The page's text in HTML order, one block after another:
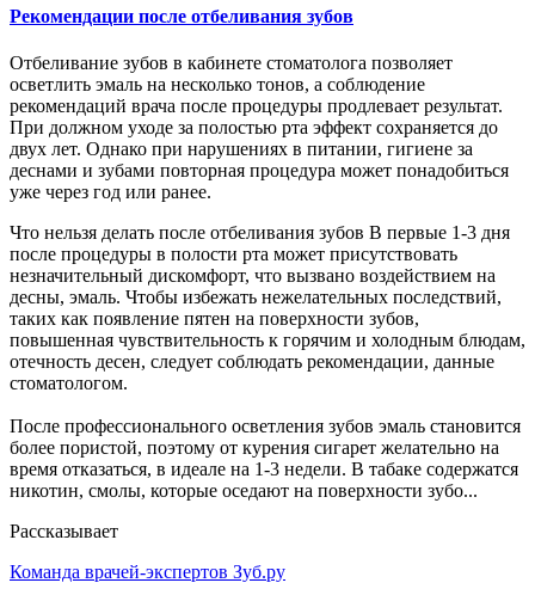
Рекомендации после отбеливания зубов
Отбеливание зубов в кабинете стоматолога позволяет
осветлить эмаль на несколько тонов, а соблюдение
рекомендаций врача после процедуры продлевает результат.
При должном уходе за полостью рта эффект сохраняется до
двух лет. Однако при нарушениях в питании, гигиене за
деснами и зубами повторная процедура может понадобиться
уже через год или ранее.
Что нельзя делать после отбеливания зубов В первые 1-3 дня
после процедуры в полости рта может присутствовать
незначительный дискомфорт, что вызвано воздействием на
десны, эмаль. Чтобы избежать нежелательных последствий,
таких как появление пятен на поверхности зубов,
повышенная чувствительность к горячим и холодным блюдам,
отечность десен, следует соблюдать рекомендации, данные
стоматологом.
После профессионального осветления зубов эмаль становится
более пористой, поэтому от курения сигарет желательно на
время отказаться, в идеале на 1-3 недели. В табаке содержатся
никотин, смолы, которые оседают на поверхности зубо...
Рассказывает
Команда врачей-экспертов Зуб.ру